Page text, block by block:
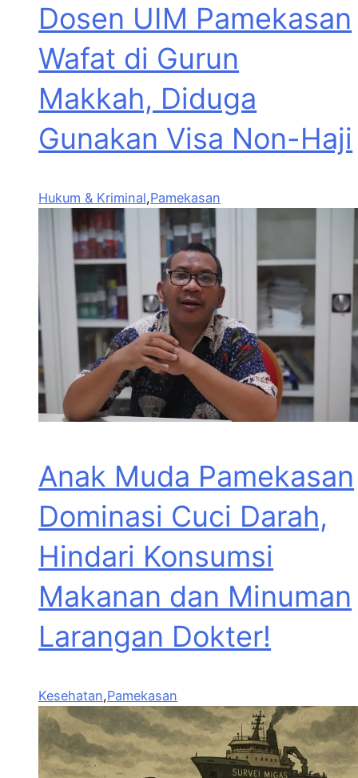
Dosen UIM Pamekasan
Wafat di Gurun
Makkah, Diduga
Gunakan Visa Non-Haji
Hukum & Kriminal,Pamekasan
Anak Muda Pamekasan
Dominasi Cuci Darah,
Hindari Konsumsi
Makanan dan Minuman
Larangan Dokter!
Kesehatan,Pamekasan